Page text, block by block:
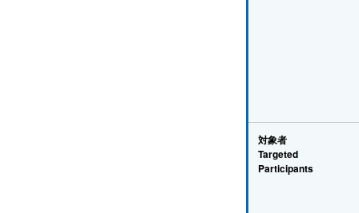
対象者
Targeted
Participants